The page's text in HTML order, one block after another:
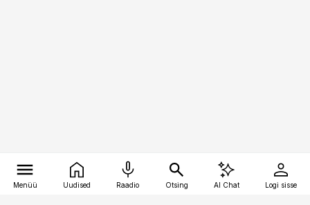
Menüü Uudised Raadio Otsing AI Chat Logi sisse